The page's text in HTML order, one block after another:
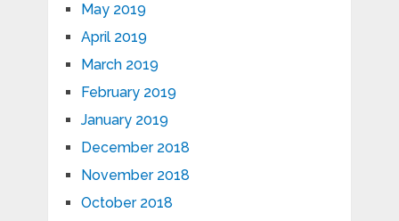
May 2019
April 2019
March 2019
February 2019
January 2019
December 2018
November 2018
October 2018